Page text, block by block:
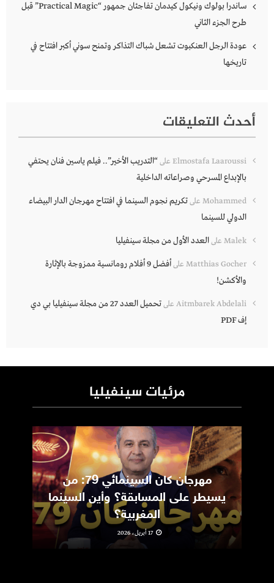
ساندرا بولوك ونيكول كيدمان تفاجئان جمهور “Practical Magic” قبل
طرح الجزء الثاني
عودة الرجل العنكبوت تشعل شباك التذاكر وتمنح سوني أكبر افتتاح في
تاريخها
أحدث التعليقات
Elmostafa Laaroussi على“التدريب الأخير”.. فيلم ياسين فنان يحتفي
بالإبداع المسرحي وصراعاته الداخلية
Mohammed علىتكريم نجوم السينما في افتتاح مهرجان الدار البيضاء
الدولي للسينما
Malek علىالعدد الأول من مجلة سينفيليا
Matthias Gocher على
أفضل 9 أفلام رومانسية ممزوجة بالإثارة
والأكشن!
Aitmbarek Abdelali على
تحميل العدد 27 من مجلة سينفيليا بي دي
إف PDF
مرئيات سينفيليا
مهرجان كان السينمائي 79: من
يسيطر على المسابقة؟ وأين السينما
المغربية؟
17 أبريل، 2026